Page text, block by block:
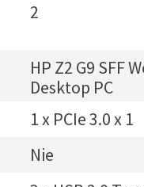
2
HP Z2 G9 SFF
Desktop PC
1 x PCIe 3.0 x 1
Nie